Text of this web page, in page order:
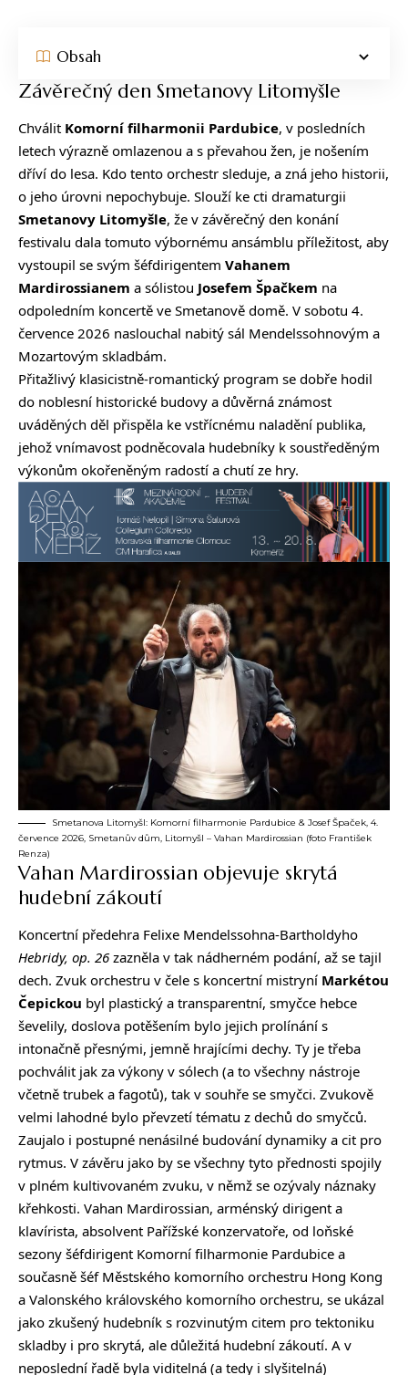
Obsah
Závěrečný den Smetanovy Litomyšle
Chválit Komorní filharmonii Pardubice, v posledních
letech výrazně omlazenou a s převahou žen, je nošením
dříví do lesa. Kdo tento orchestr sleduje, a zná jeho historii,
o jeho úrovni nepochybuje. Slouží ke cti dramaturgii
Smetanovy Litomyšle, že v závěrečný den konání
festivalu dala tomuto výbornému ansámblu příležitost, aby
vystoupil se svým šéfdirigentem Vahanem
Mardirossianem a sólistou Josefem Špačkem na
odpoledním koncertě ve Smetanově domě. V sobotu 4.
července 2026 naslouchal nabitý sál Mendelssohnovým a
Mozartovým skladbám.
Přitažlivý klasicistně-romantický program se dobře hodil
do noblesní historické budovy a důvěrná známost
uváděných děl přispěla ke vstřícnému naladění publika,
jehož vnímavost podněcovala hudebníky k soustředěným
výkonům okořeněným radostí a chutí ze hry.
Smetanova Litomyšl: Komorní filharmonie Pardubice & Josef Špaček, 4.
července 2026, Smetanův dům, Litomyšl – Vahan Mardirossian (foto František
Renza)
Vahan Mardirossian objevuje skrytá
hudební zákoutí
Koncertní předehra Felixe Mendelssohna-Bartholdyho
Hebridy, op. 26 zazněla v tak nádherném podání, až se tajil
dech. Zvuk orchestru v čele s koncertní mistryní Markétou
Čepickou byl plastický a transparentní, smyčce hebce
ševelily, doslova potěšením bylo jejich prolínání s
intonačně přesnými, jemně hrajícími dechy. Ty je třeba
pochválit jak za výkony v sólech (a to všechny nástroje
včetně trubek a fagotů), tak v souhře se smyčci. Zvukově
velmi lahodné bylo převzetí tématu z dechů do smyčců.
Zaujalo i postupné nenásilné budování dynamiky a cit pro
rytmus. V závěru jako by se všechny tyto přednosti spojily
v plném kultivovaném zvuku, v němž se ozývaly náznaky
křehkosti. Vahan Mardirossian, arménský dirigent a
klavírista, absolvent Pařížské konzervatoře, od loňské
sezony šéfdirigent Komorní filharmonie Pardubice a
současně šéf Městského komorního orchestru Hong Kong
a Valonského královského komorního orchestru, se ukázal
jako zkušený hudebník s rozvinutým citem pro tektoniku
skladby i pro skrytá, ale důležitá hudební zákoutí. A v
neposlední řadě byla viditelná (a tedy i slyšitelná)